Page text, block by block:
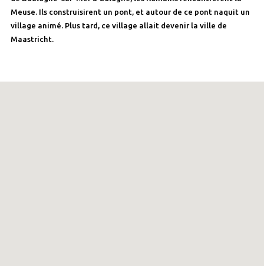
Meuse. Ils construisirent un pont, et autour de ce pont naquit un
village animé. Plus tard, ce village allait devenir la ville de
Maastricht.